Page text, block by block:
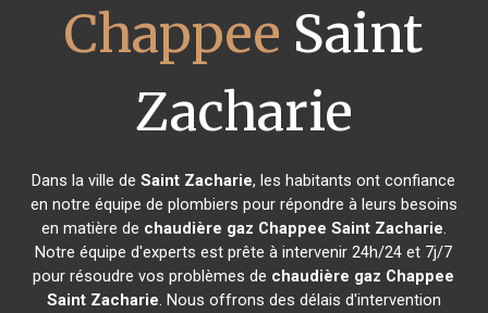
Chappee Saint
Zacharie
Dans la ville deSaint Zacharie, les habitants ont confiance
en notre équipe de plombiers pour répondre à leurs besoins
en matière de chaudière gaz Chappee Saint Zacharie.
Notre équipe d'experts est prête à intervenir 24h/24 et 7j/7
pour résoudre vos problèmes de chaudière gaz Chappee
Saint Zacharie. Nous offrons des délais d'intervention